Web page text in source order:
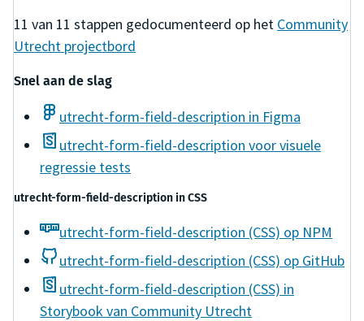
11 van 11 stappen gedocumenteerd op het Community
Utrecht projectbord
Snel aan de slag
utrecht-form-field-description in Figma
utrecht-form-field-description voor visuele
regressie tests
utrecht-form-field-descriptioninCSS
utrecht-form-field-description (CSS) op NPM
utrecht-form-field-description (CSS) op GitHub
utrecht-form-field-description (CSS) in
Storybook van Community Utrecht